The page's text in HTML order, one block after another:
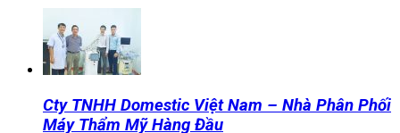
Cty TNHH Domestic Việt Nam – Nhà Phân Phối
Máy Thẩm Mỹ Hàng Đầu